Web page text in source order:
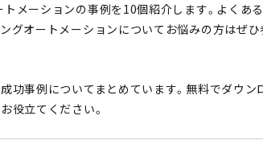
メーションの事例を10個紹介します。よくあ
グオートメーションについてお悩みの方はぜひ
功事例についてまとめています。無料でダウン
役立てください。